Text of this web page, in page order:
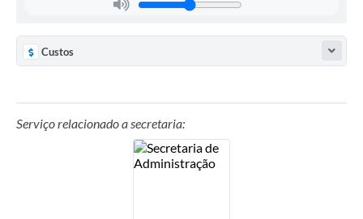
Custos
Serviço relacionado a secretaria: